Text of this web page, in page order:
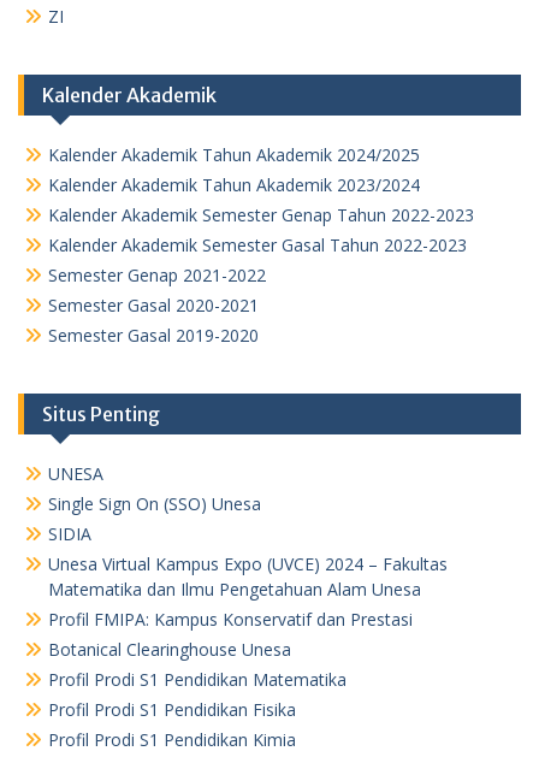
ZI
Kalender Akademik
Kalender Akademik Tahun Akademik 2024/2025
Kalender Akademik Tahun Akademik 2023/2024
Kalender Akademik Semester Genap Tahun 2022-2023
Kalender Akademik Semester Gasal Tahun 2022-2023
Semester Genap 2021-2022
Semester Gasal 2020-2021
Semester Gasal 2019-2020
Situs Penting
UNESA
Single Sign On (SSO) Unesa
SIDIA
Unesa Virtual Kampus Expo (UVCE) 2024 – Fakultas
Matematika dan Ilmu Pengetahuan Alam Unesa
Profil FMIPA: Kampus Konservatif dan Prestasi
Botanical Clearinghouse Unesa
Profil Prodi S1 Pendidikan Matematika
Profil Prodi S1 Pendidikan Fisika
Profil Prodi S1 Pendidikan Kimia